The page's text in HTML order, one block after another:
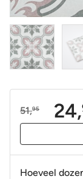
51,95 24,
Huidige
Hoeveel